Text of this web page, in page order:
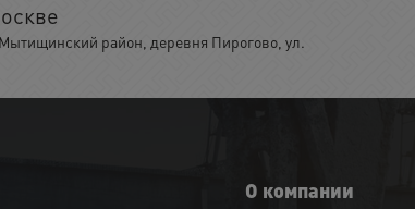
район, деревня Пирогово, ул.
О компании